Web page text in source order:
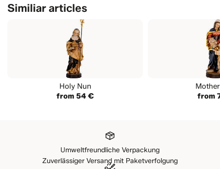
Similiar articles
Holy Nun
from 54 €
from
Umweltfreundliche Verpackung
Zuverlässiger Versand mit Paketverfolgung